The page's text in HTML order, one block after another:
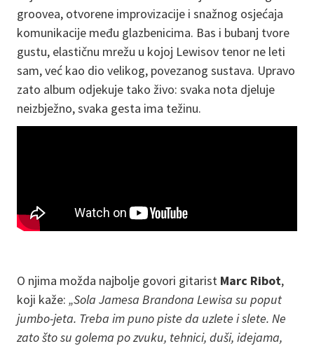
groovea, otvorene improvizacije i snažnog osjećaja
komunikacije među glazbenicima. Bas i bubanj tvore
gustu, elastičnu mrežu u kojoj Lewisov tenor ne leti
sam, već kao dio velikog, povezanog sustava. Upravo
zato album odjekuje tako živo: svaka nota djeluje
neizbježno, svaka gesta ima težinu.
O njima možda najbolje govori gitarist Marc Ribot,
koji kaže: „Sola Jamesa Brandona Lewisa su poput
jumbo-jeta. Treba im puno piste da uzlete i slete. Ne
zato što su golema po zvuku, tehnici, duši, idejama,